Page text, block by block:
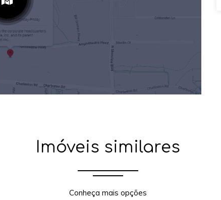
Imóveis similares
Conheça mais opções